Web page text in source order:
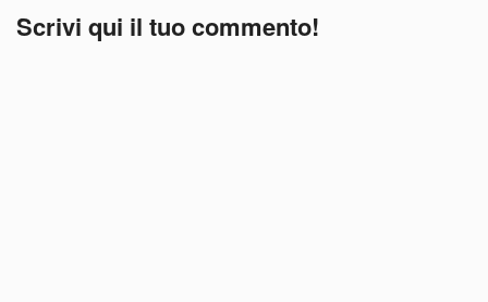
Scrivi qui il tuo commento!